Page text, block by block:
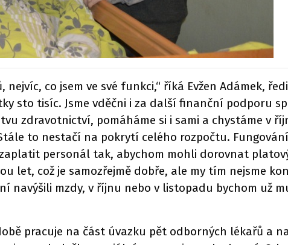
co jsem ve své funkci,“ říká Evžen Adámek,
sto tisíc. Jsme vděčni i za další finanční podporu
zdravotnictví, pomáháme si i sami a chystáme v
to nestačí na pokrytí celého rozpočtu.
personál tak, abychom mohli dorovnat
let, což je samozřejmě dobře, ale my tím nejsme
navýšili mzdy, v říjnu nebo v listopadu bychom už
pracuje na část úvazku pět odborných lékařů a